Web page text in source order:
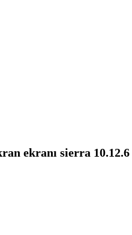
ekranı sierra 10.12.6